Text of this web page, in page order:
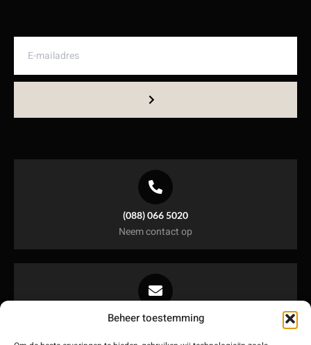
Beheer toestemming
(088) 066 5020
Neem contact op
Info@maeglink.nl